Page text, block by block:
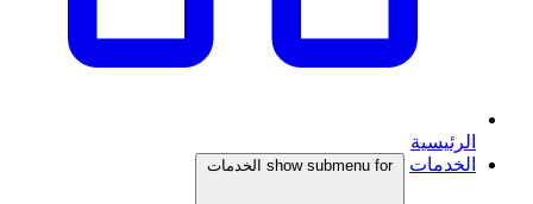
الرئيسية
الخدمات
show submenu for الخدمات